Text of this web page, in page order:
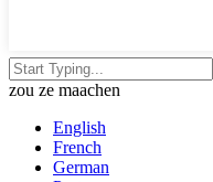
zou ze maachen
English
French
German